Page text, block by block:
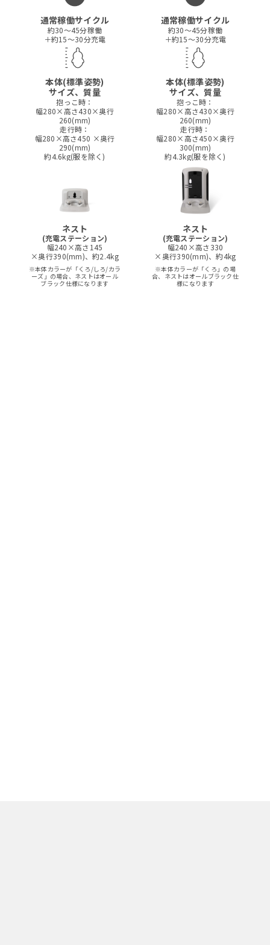
通常稼働サイクル
約30～45分稼働
＋約15～30分充電
通常稼働サイクル
約30～45分稼働
＋約15～30分充電
本体(標準姿勢)
サイズ、質量
抱っこ時：
幅280×高さ430×奥行
260(mm)
走行時：
幅280×高さ450 ×奥行
290(mm)
約4.6kg(服を除く)
本体(標準姿勢)
サイズ、質量
抱っこ時：
幅280×高さ430×奥行
260(mm)
走行時：
幅280×高さ450×奥行
300(mm)
約4.3kg(服を除く)
ネスト
(充電ステーション)
幅240×高さ145
×奥行390(mm)、約2.4kg
※本体カラーが「くろ/しろ/カラ
ーズ」の場合、 ネストはオール
ブラック仕様になります
ネスト
(充電ステーション)
幅240×高さ330
×奥行390(mm)、約4kg
※本体カラーが「くろ」の場
合、 ネストはオールブラック仕
様になります